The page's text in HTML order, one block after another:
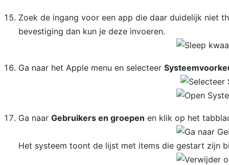
Zoek de ingang voor een app die daar duidelijk niet
bevestiging dan kun je deze invoeren.
Ga naar het Apple menu en selecteer
Ga naarGebruikers en groepen en klik op het
Het systeem toont de lijst met items die gestart zijn